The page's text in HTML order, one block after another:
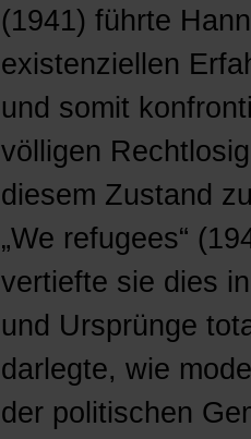
(1941) führte
existenziellen
und somit
völligen
diesem Zustand
„We refugees“
vertiefte sie dies
und Ursprünge
darlegte, wie
der politischen